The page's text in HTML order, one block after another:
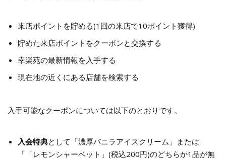
来店ポイントを貯める(1回の来店で10ポイント獲得)
貯めた来店ポイントをクーポンと交換する
幸楽苑の最新情報を入手する
現在地の近くにある店舗を検索する
入手可能なクーポンについては以下のとおりです。
入会特典として「濃厚バニラアイスクリーム」または
「「レモンシャーベット」(税込200円)のどちらか1品が無